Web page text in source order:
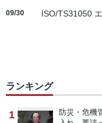
09/30 ISO/TS31050
ランキング
1 防災・危機